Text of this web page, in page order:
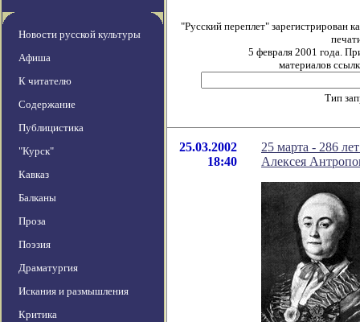
Новости русской культуры
Афиша
К читателю
Содержание
Публицистика
"Курск"
Кавказ
Балканы
Проза
Поэзия
Драматургия
Искания и размышления
Критика
"Русский переплет" зарегистрирован
5 февраля 2001 года.
материалов
Тип
25.03.2002
18:40
25 марта - 286
Алексея